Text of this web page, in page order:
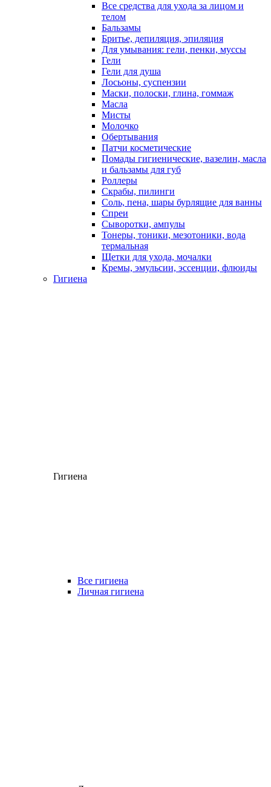
Все средства для ухода за лицом и
телом
Бальзамы
Бритье, депиляция, эпиляция
Для умывания: гели, пенки, муссы
Гели
Гели для душа
Лосьоны, суспензии
Маски, полоски, глина, гоммаж
Масла
Мисты
Молочко
Обертывания
Патчи косметические
Помады гигиенические, вазелин, масла
и бальзамы для губ
Роллеры
Скрабы, пилинги
Соль, пена, шары бурлящие для ванны
Спреи
Сыворотки, ампулы
Тонеры, тоники, мезотоники, вода
термальная
Щетки для ухода, мочалки
Кремы, эмульсии, эссенции, флюиды
Гигиена
Гигиена
Все гигиена
Личная гигиена